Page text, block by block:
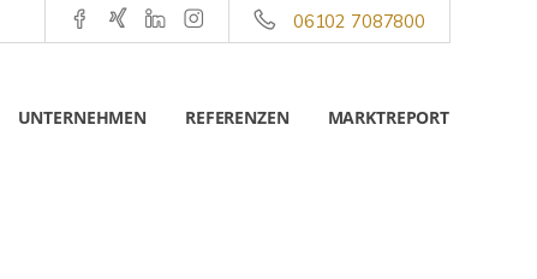
06102 7087800
UNTERNEHMEN REFERENZEN MARKTREPORT